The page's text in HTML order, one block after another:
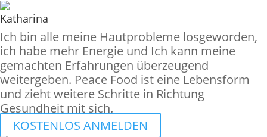
Katharina
Ich bin alle meine Hautprobleme losgeworden,
ich habe mehr Energie und Ich kann meine
gemachten Erfahrungen überzeugend
weitergeben. Peace Food ist eine Lebensform
und zieht weitere Schritte in Richtung
Gesundheit mit sich.
KOSTENLOS ANMELDEN